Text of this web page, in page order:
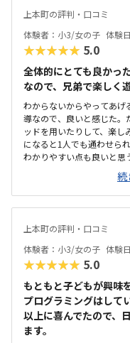
た。授業も子どもの理解度
すぎず飽きずに参加できて
カリキュラムなので、集
した。子どもが「またやり
す。自宅から近く、通いや
が少ないため、子どもも無
環境で、継続して通うこ
面でも特に不便は感じませ
どもが過ごしやすい雰囲気
っていて、落ち着いて授
い環境で、初めての体験
全体的に安心して子どもを
室の料金は詳しく分かり
ると、納得できる料金設
べる内容で、実際に体験し
無理なく続けやすい範囲の
く学べる教材がとても良
優しく声をかけてくださり
授業内容も難しすぎず、考
中して楽しそうに参加して
す。全体的に楽しみながら
上本町の評判・口コミ
体験者：小3/女の子 体験
★★★★★ 5.0
全体的にとても良かっ
なので、兄弟で楽しく
わからないからやってあげ
導なので、良いと感じた。
ッドを用いたりして、楽
になると1人でも通わせら
わかりやすい点も良いと思
思う。机や椅子の設備も
科学教室に通っておりま
多く、教材費入会金がかか
と思う。緊張しやすい娘で
通わせようと考えている。
続
上本町の評判・口コミ
体験者：小3/女の子 体験
★★★★★ 5.0
もともと子どもが興味
プログラミングはして
以上に喜んでたので、
ます。